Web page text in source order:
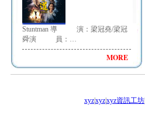
Stuntman 導 演：梁冠堯/梁冠
舜演 員：…
MORE
xyzxyzxyz資訊工坊